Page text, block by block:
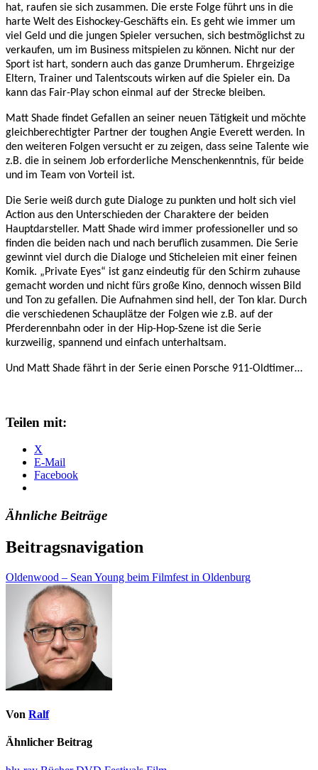
hat, raufen sie sich zusammen. Die erste Folge führt uns in die
harte Welt des Eishockey-Geschäfts ein. Es geht wie immer um
viel Geld und die jungen Spieler versuchen, sich bestmöglichst zu
verkaufen, um im Business mitspielen zu können. Nicht nur der
Sport ist hart, sondern auch das ganze Drumherum. Ehrgeizige
Eltern, Trainer und Talentscouts wirken auf die Spieler ein. Da
kann das Fair-Play schon einmal auf der Strecke bleiben.
Matt Shade findet Gefallen an seiner neuen Tätigkeit und möchte
gleichberechtigter Partner der toughen Angie Everett werden. In
den weiteren Folgen versucht er zu zeigen, dass seine Talente wie
z.B. die in seinem Job erforderliche Menschenkenntnis, für beide
und im Team von Vorteil ist.
Die Serie weiß durch gute Dialoge zu punkten und holt sich viel
Action aus den Unterschieden der Charaktere der beiden
Hauptdarsteller. Matt Shade wird immer professioneller und so
finden die beiden nach und nach beruflich zusammen. Die Serie
gewinnt viel durch die Dialoge und Sticheleien mit einer feinen
Komik. „Private Eyes“ ist ganz eindeutig für den Schirm zuhause
gemacht worden und nicht fürs große Kino, dennoch wissen Bild
und Ton zu gefallen. Die Aufnahmen sind hell, der Ton klar. Durch
die verschiedenen Schauplätze der Folgen wie z.B. auf der
Pferderennbahn oder in der Hip-Hop-Szene ist die Serie
kurzweilig, spannend und einfach unterhaltsam.
Und Matt Shade fährt in der Serie einen Porsche 911-Oldtimer…
Teilen mit:
X
E-Mail
Facebook
Ähnliche Beiträge
Beitragsnavigation
Oldenwood – Sean Young beim Filmfest in Oldenburg
Von Ralf
Ähnlicher Beitrag